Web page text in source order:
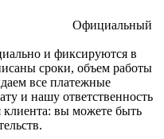
Официальный
и фиксируются в
сроки, объем работы
все платежные
и нашу ответственность
клиента: вы можете быть